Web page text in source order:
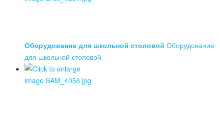
Оборудование для школьной столовой Оборудование
для школьной столовой